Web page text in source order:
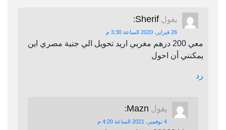
يقول Sherif
:
26 فبراير، 2020 الساعة 3:30 م
معي 200 درهم مغربي اريد تحويل الي جنية مصري اين
يمكنني أن احول
رد
يقول Mazn
:
4 نوفمبر، 2021 الساعة 4:20 م